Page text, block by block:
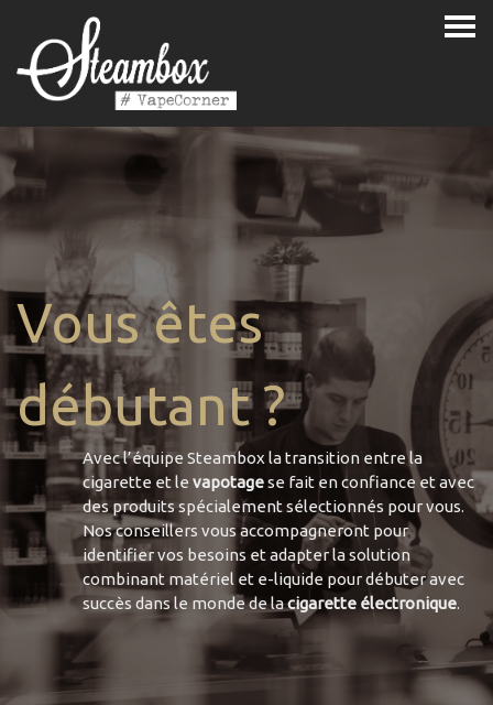
Vous êtes
débutant ?
Avec l’équipe Steambox la transition entre la
cigarette et le vapotagese fait en confiance et avec
des produits spécialement sélectionnés pour vous.
Nos conseillers vous accompagneront pour
identifier vos besoins et adapter la solution
combinant matériel et e-liquide pour débuter avec
succès dans le monde de lacigarette électronique.